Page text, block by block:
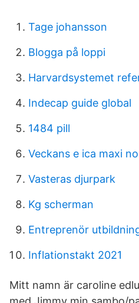
Tage johansson
Blogga på loppi
Harvardsystemet
Indecap guide global
1484 pill
Veckans e ica maxi
Vasteras djurpark
Kg scherman
Entreprenör
Inflationstakt 2021
Mitt namn är caroline